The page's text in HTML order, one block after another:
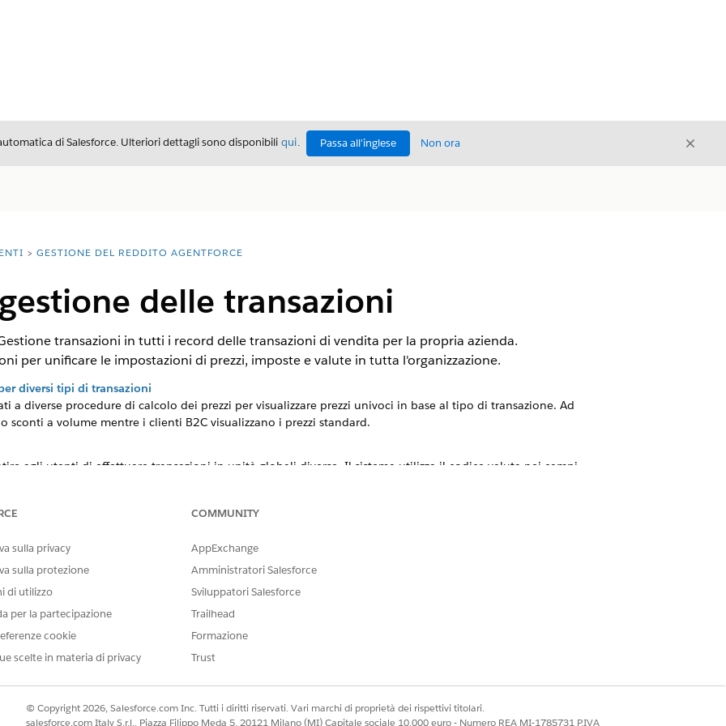
di Salesforce. Ulteriori dettagli sono disponibili qui. Passa all'inglese Non ora Chiudi
GESTIONE DEL REDDITO AGENTFORCE
delle transazioni
transazioni in tutti i record delle transazioni di vendita per la propria azienda.
per unificare le impostazioni di prezzi, imposte e valute in tutta l'organizzazione.
diversi tipi di transazioni
a diverse procedure di calcolo dei prezzi per visualizzare prezzi univoci in base al tipo di transazione. Ad
sconti a volume mentre i clienti B2C visualizzano i prezzi standard.
agli utenti di effettuare transazioni in unità globali diverse. Il sistema utilizza il codice valuta nei campi
intestazione
distribuzione sconti (DDS) nelle procedure di calcolo dei prezzi per supportare questa funzione.
transazioni
per i prodotti o i servizi imponibili utilizzando il motore fiscale, le polizze e i trattamenti
derivati per un preventivo o un ordine
transazione.
complesse, aumentare il numero di attributi di prodotto che una transazione di vendita può
sulla privacy
sulla protezione
di utilizzo
per la partecipazione
cookie
scelte in materia di privacy
COMMUNITY
AppExchange
Amministratori Salesforce
Sviluppatori Salesforce
Trailhead
Formazione
Trust
© Copyright 2026, Salesforce.com Inc. Tutti i diritti riservati. Vari marchi di proprietà dei rispettivi titolari.
salesforce.com Italy S.r.l., Piazza Filippo Meda 5, 20121 Milano (MI) Capitale sociale 10.000 euro - Numero REA MI-1785731 P.IVA